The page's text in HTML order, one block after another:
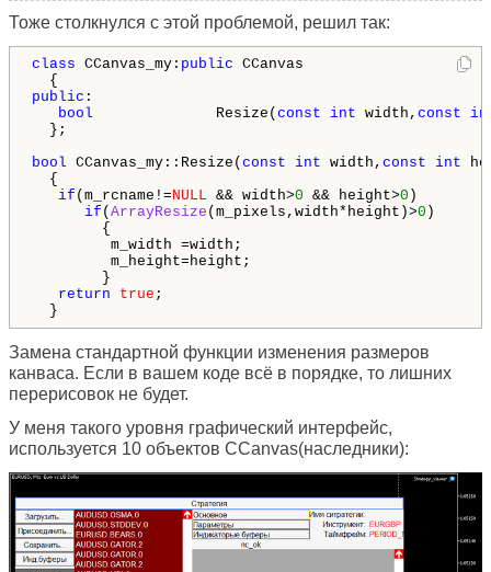
Тоже столкнулся с этой проблемой, решил так:
class CCanvas_my: public CCanvas
public :
bool Resize( const int width, const
};
bool CCanvas_my::Resize( const int width, const int
{
if (m_rcname!=NULL && width>0 && height>0 )
if ( ArrayResize (m_pixels,width*height)>0 )
{
m_width =width;
m_height=height;
}
return
true ;
}
Замена стандартной функции изменения размеров
канваса. Если в вашем коде всё в порядке, то лишних
перерисовок не будет.
У меня такого уровня графический интерфейс,
используется 10 объектов CCanvas(наследники):